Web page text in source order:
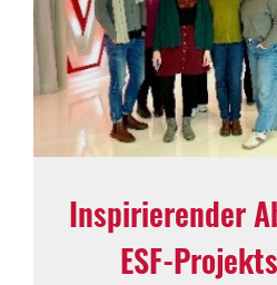
Inspirierender
ESF-